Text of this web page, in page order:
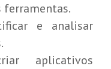
ferramentas.
e analisar
aplicativos